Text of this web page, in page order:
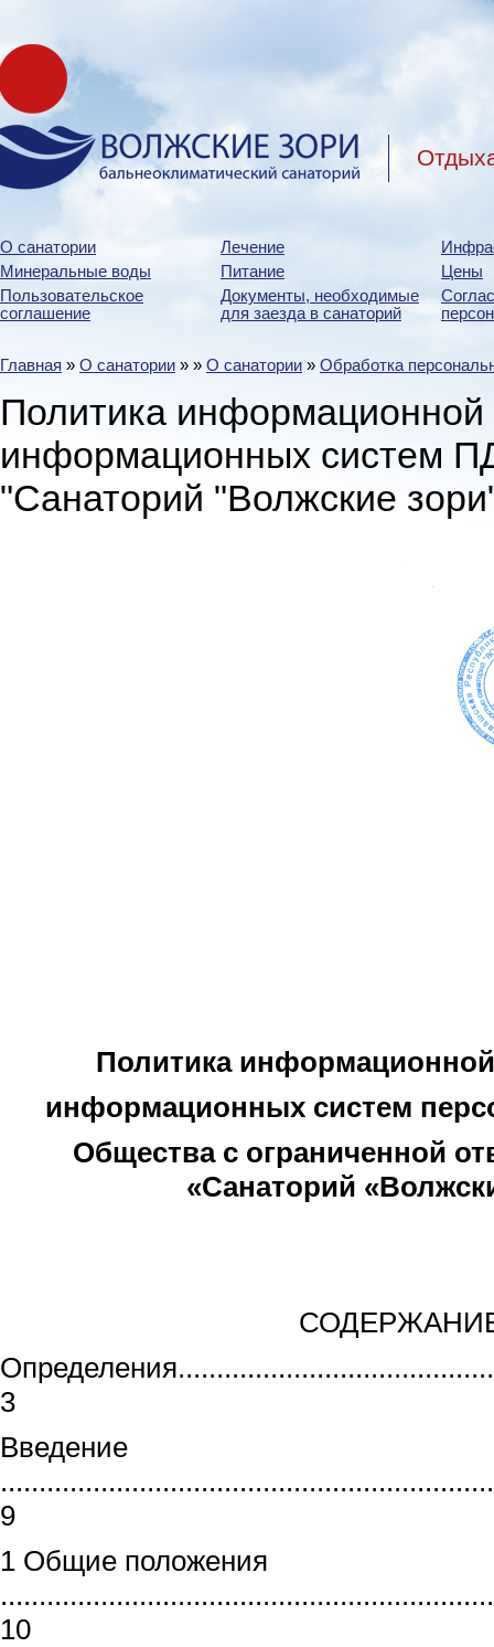
О санатории Лечение
Минеральные воды
Питание
Цены
Пользовательское
соглашение
Документы, необходимые
для заезда в санаторий
Главная » О санатории » » О санатории » Обработка
Политика информационной
информационных систем
"Санаторий "Волжские
Политика
информационных систем
Общества с ограниченной
«Санаторий
3
Введение
9
1 Общие положения
10